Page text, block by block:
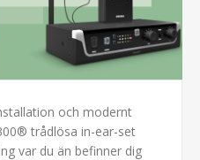
och modernt
trådlösa in-ear-set
var du än befinner dig